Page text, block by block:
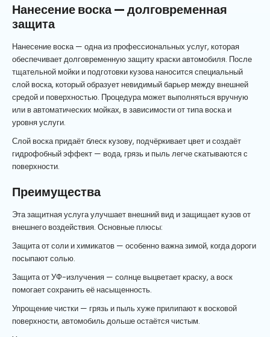
Нанесение воска — долговременная
защита
Нанесение воска — одна из профессиональных услуг, которая
обеспечивает долговременную защиту краски автомобиля. После
тщательной мойки и подготовки кузова наносится специальный
слой воска, который образует невидимый барьер между внешней
средой и поверхностью. Процедура может выполняться вручную
или в автоматических мойках, в зависимости от типа воска и
уровня услуги.
Слой воска придаёт блеск кузову, подчёркивает цвет и создаёт
гидрофобный эффект — вода, грязь и пыль легче скатываются с
поверхности.
Преимущества
Эта защитная услуга улучшает внешний вид и защищает кузов от
внешнего воздействия. Основные плюсы:
Защита от соли и химикатов — особенно важна зимой, когда дороги
посыпают солью.
Защита от УФ-излучения — солнце выцветает краску, а воск
помогает сохранить её насыщенность.
Упрощение чистки — грязь и пыль хуже прилипают к восковой
поверхности, автомобиль дольше остаётся чистым.